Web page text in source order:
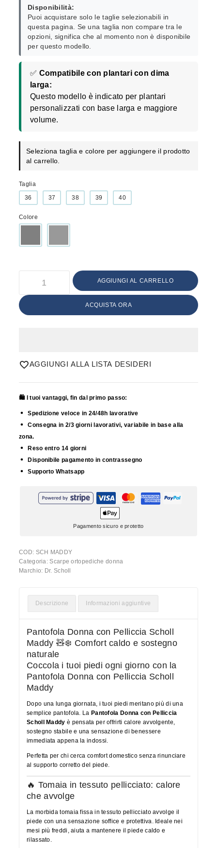
Disponibilità:
Puoi acquistare solo le taglie selezionabili in
questa pagina. Se una taglia non compare tra le
opzioni, significa che al momento non è disponibile
per questo modello.
✅ Compatibile con plantari con dima
larga:
Questo modello è indicato per plantari
personalizzati con base larga e maggiore
volume.
Seleziona taglia e colore per aggiungere il prodotto
al carrello.
Taglia
36
37 38 39 40
Colore
AGGIUNGI AL CARRELLO
ACQUISTA ORA
AGGIUNGI ALLA LISTA DESIDERI
🛍️ I tuoi vantaggi, fin dal primo passo:
Spedizione veloce in 24/48h lavorative
Consegna in 2/3 giorni lavorativi, variabile in base alla
zona.
Reso entro 14 giorni
Disponibile pagamento in contrassegno
Supporto Whatsapp
Pagamento sicuro e protetto
COD: SCH MADDY
Categoria:Scarpe ortopediche donna
Marchio: Dr. Scholl
Descrizione Informazioni aggiuntive
Pantofola Donna con Pelliccia Scholl
Maddy 🧸❄️ Comfort caldo e sostegno
naturale
Coccola i tuoi piedi ogni giorno con la
Pantofola Donna con Pelliccia Scholl
Maddy
Dopo una lunga giornata, i tuoi piedi meritano più di una
semplice pantofola. La Pantofola Donna con Pelliccia
Scholl Maddy è pensata per offrirti calore avvolgente,
sostegno stabile e una sensazione di benessere
immediata appena la indossi.
Perfetta per chi cerca comfort domestico senza rinunciare
al supporto corretto del piede.
🔥 Tomaia in tessuto pellicciato: calore
che avvolge
La morbida tomaia fissa in tessuto pellicciato avvolge il
piede con una sensazione soffice e protettiva. Ideale nei
mesi più freddi, aiuta a mantenere il piede caldo e
rilassato.